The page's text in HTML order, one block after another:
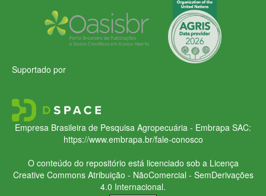
Suportado por
Empresa Brasileira de Pesquisa Agropecuária - Embrapa SAC:
https://www.embrapa.br/fale-conosco
O conteúdo do repositório está licenciado sob a Licença
Creative CommonsAtribuição - NãoComercial - SemDerivações
4.0 Internacional.